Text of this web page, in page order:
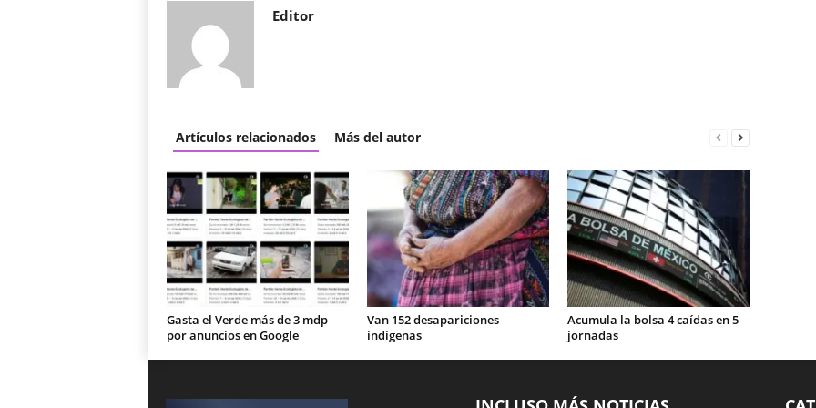
Editor
Artículos relacionados Más del autor
Gasta el Verde más de 3 mdp
por anuncios en Google
Van 152 desapariciones
indígenas
Acumula la bolsa 4 caídas en 5
jornadas